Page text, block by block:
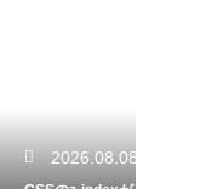
2026.08.08